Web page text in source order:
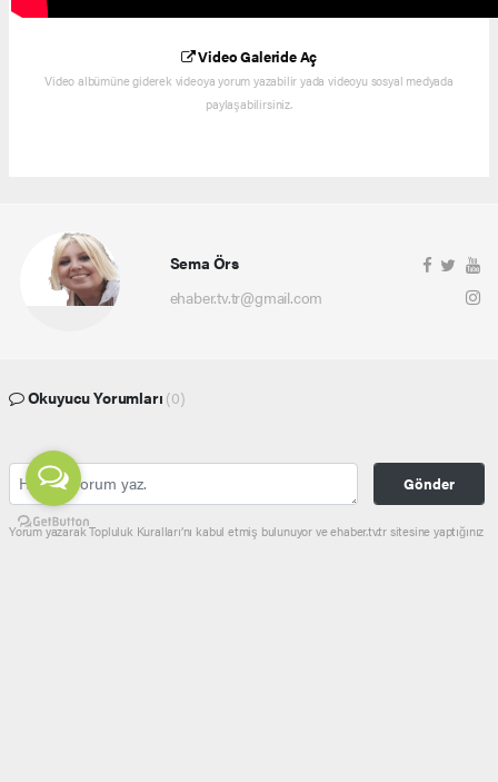
Video Galeride Aç
Video albümüne giderek videoya yorum yazabilir yada videoyu sosyal medyada
paylaşabilirsiniz.
Sema Örs
ehaber.tv.tr@gmail.com
Okuyucu Yorumları (0)
Gönder
Yorum yazarak Topluluk Kuralları’nı kabul etmiş bulunuyor ve ehaber.tv.tr sitesine yaptığınız